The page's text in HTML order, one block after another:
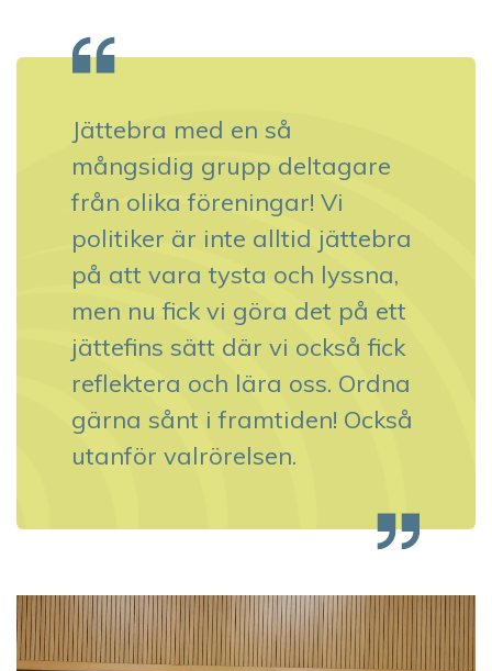
Jättebra med en så
mångsidig grupp deltagare
från olika föreningar! Vi
politiker är inte alltid jättebra
på att vara tysta och lyssna,
men nu fick vi göra det på ett
jättefins sätt där vi också fick
reflektera och lära oss. Ordna
gärna sånt i framtiden! Också
utanför valrörelsen.